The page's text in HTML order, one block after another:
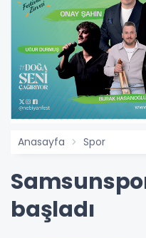
Anasayfa Spor
başladı